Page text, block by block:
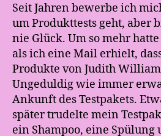
Seit Jahren bewerbe ich
um Produkttests geht, aber
nie Glück. Um so mehr
als ich eine Mail erhielt,
Produkte von Judith
Ungeduldig wie immer
Ankunft des Testpakets.
später trudelte mein
ein Shampoo, eine Spülung